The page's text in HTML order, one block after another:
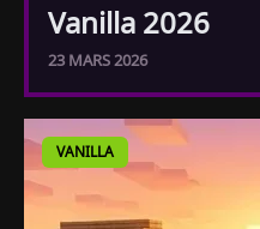
Vanilla 2026
23 MARS 2026
VANILLA